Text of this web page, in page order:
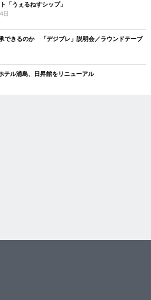
「うぇるねすシップ」
日
できるのか 「デジブレ」説明会／ラウンドテーブ
ル浦島、日昇館をリニューアル